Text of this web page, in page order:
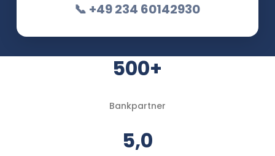
📞 +49 234 60142930
500+
Bankpartner
5,0